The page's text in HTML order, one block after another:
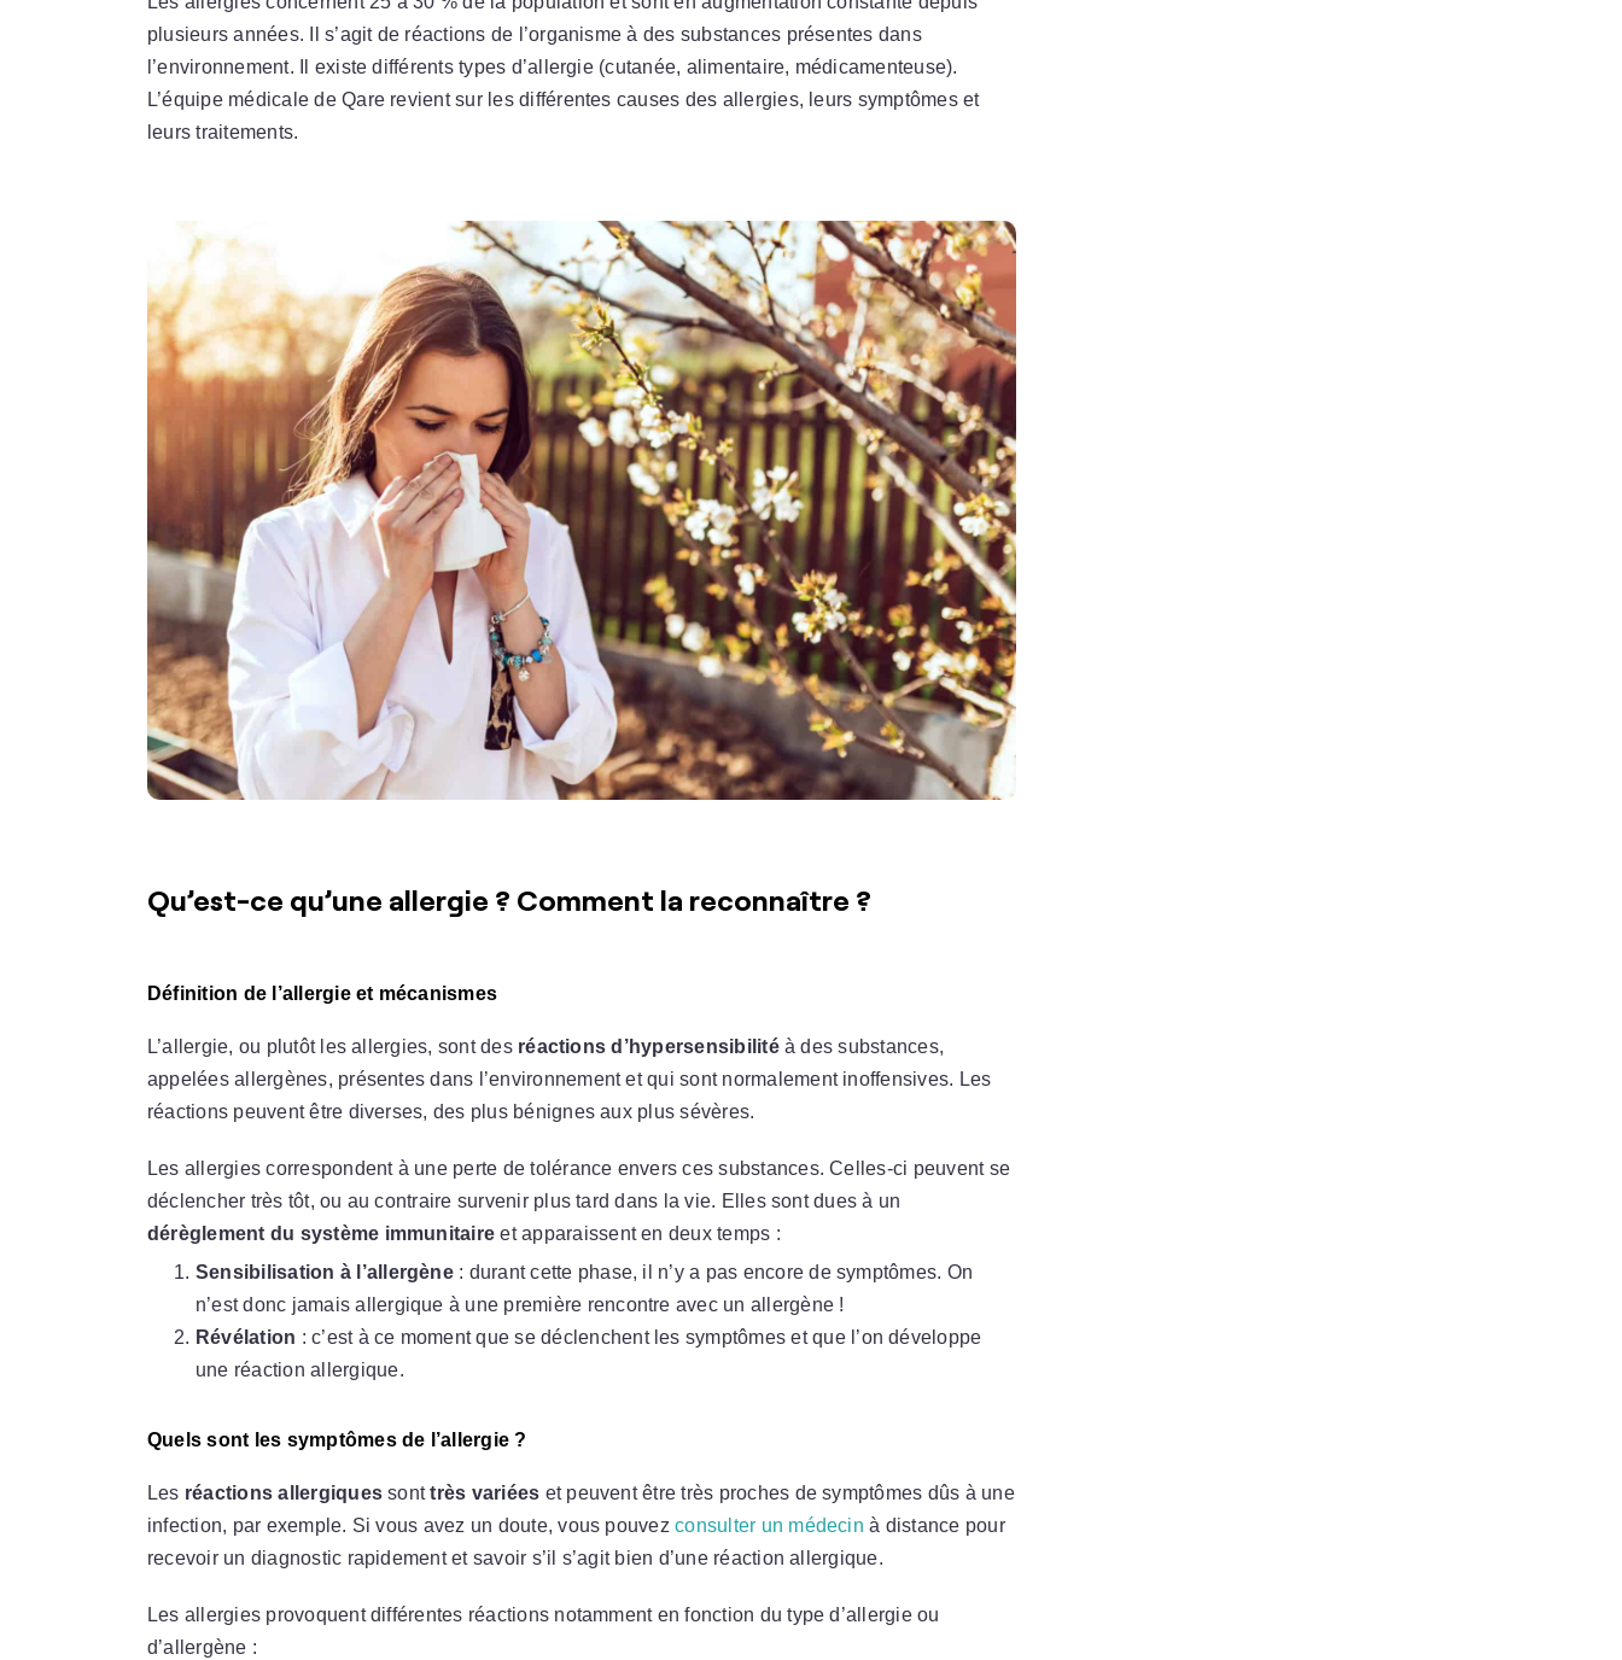
plusieurs années. Il s’agit de réactions de l’organisme à des substances présentes dans
l’environnement. Il existe différents types d’allergie (cutanée, alimentaire, médicamenteuse).
L’équipe médicale de Qare revient sur les différentes causes des allergies, leurs symptômes et
leurs traitements.
Qu’est-ce qu’une allergie ? Comment la reconnaître ?
Définition de l’allergie et mécanismes
L’allergie, ou plutôt les allergies, sont des réactions d’hypersensibilitéà des substances,
appelées allergènes, présentes dans l’environnement et qui sont normalement inoffensives. Les
réactions peuvent être diverses, des plus bénignes aux plus sévères.
Les allergies correspondent à une perte de tolérance envers ces substances. Celles-ci peuvent se
déclencher très tôt, ou au contraire survenir plus tard dans la vie. Elles sont dues à un
dérèglement du système immunitaire et apparaissent en deux temps :
Sensibilisation à l’allergène: durant cette phase, il n’y a pas encore de symptômes. On
n’est donc jamais allergique à une première rencontre avec un allergène !
Révélation : c’est à ce moment que se déclenchent les symptômes et que l’on développe
une réaction allergique.
Quels sont les symptômes de l’allergie ?
Les réactions allergiques sonttrès variées et peuvent être très proches de symptômes dûs à une
infection, par exemple. Si vous avez un doute, vous pouvezconsulter un médecin à distance pour
recevoir un diagnostic rapidement et savoir s’il s’agit bien d’une réaction allergique.
Les allergies provoquent différentes réactions notamment en fonction du type d’allergie ou
d’allergène :